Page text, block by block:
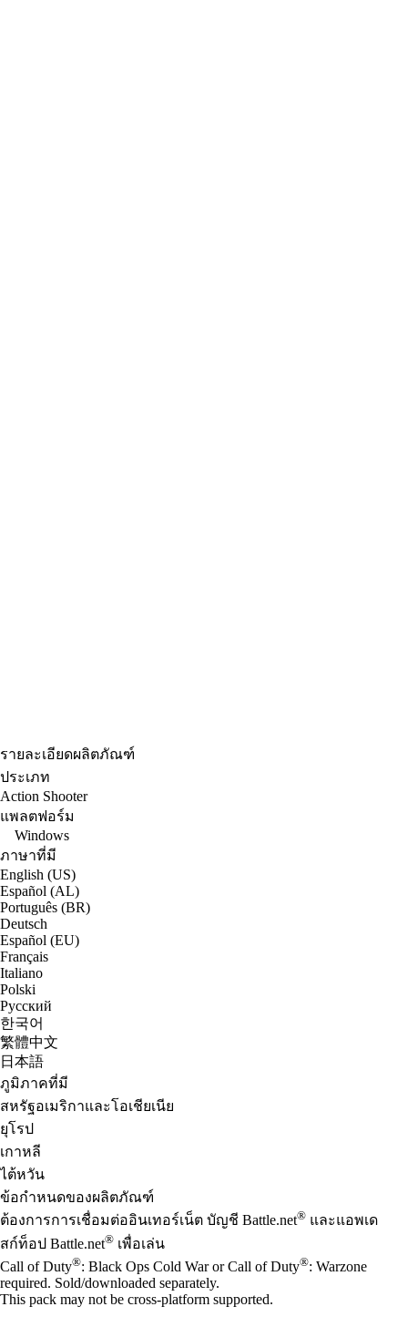
รายละเอียดผลิตภัณฑ์
ประเภท
Action Shooter
แพลตฟอร์ม
Windows
ภาษาที่มี
English (US)
Español (AL)
Português (BR)
Deutsch
Español (EU)
Français
Italiano
Polski
Русский
한국어
繁體中文
日本語
ภูมิภาคที่มี
สหรัฐอเมริกาและโอเชียเนีย
ยุโรป
เกาหลี
ไต้หวัน
ข้อกำหนดของผลิตภัณฑ์
ต้องการการเชื่อมต่ออินเทอร์เน็ต บัญชี Battle.net® และแอพเด
สก์ท็อป Battle.net® เพื่อเล่น
Call of Duty®: Black Ops Cold War or Call of Duty®: Warzone
required. Sold/downloaded separately.
This pack may not be cross-platform supported.